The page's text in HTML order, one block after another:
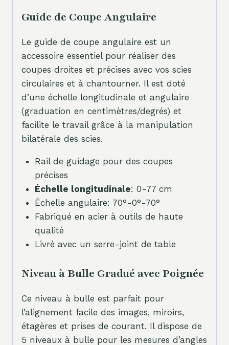
Guide de Coupe Angulaire
Le guide de coupe angulaire est un
accessoire essentiel pour réaliser des
coupes droites et précises avec vos scies
circulaires et à chantourner. Il est doté
d’une échelle longitudinale et angulaire
(graduation en centimètres/degrés) et
facilite le travail grâce à la manipulation
bilatérale des scies.
Rail de guidage pour des coupes
précises
Échelle longitudinale: 0-77 cm
Échelle angulaire: 70°-0°-70°
Fabriqué en acier à outils de haute
qualité
Livré avec un serre-joint de table
Niveau à Bulle Gradué avec Poignée
Ce niveau à bulle est parfait pour
l’alignement facile des images, miroirs,
étagères et prises de courant. Il dispose de
5 niveaux à bulle pour les mesures d’angles